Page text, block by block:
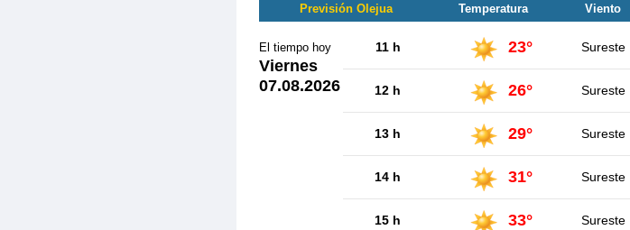
Previsión Olejua Temperatura Viento
El tiempo hoy
Viernes
07.08.2026
11 h 23° Sureste
12 h 26° Sureste
13 h 29° Sureste
14 h 31° Sureste
15 h 33° Sureste